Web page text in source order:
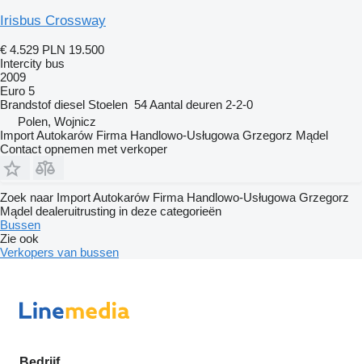
Irisbus Crossway
€ 4.529 PLN 19.500
Intercity bus
2009
Euro 5
Brandstof diesel Stoelen 54Aantal deuren 2-2-0
Polen, Wojnicz
Import Autokarów Firma Handlowo-Usługowa Grzegorz Mądel
Contact opnemen met verkoper
Zoek naar Import Autokarów Firma Handlowo-Usługowa Grzegorz
Mądel dealeruitrusting in deze categorieën
Bussen
Zie ook
Verkopers van bussen